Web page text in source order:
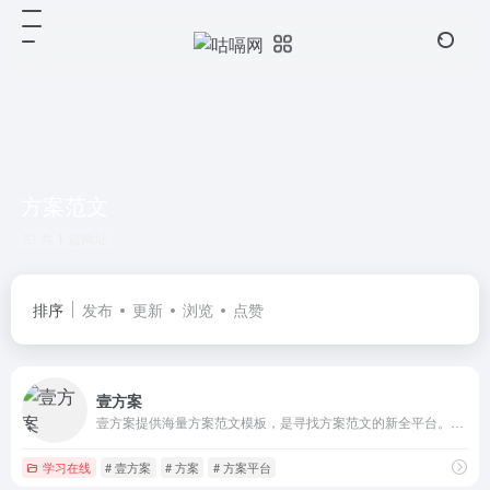
排序 发布 更新 浏览 点赞
壹方案
学习在线 # 壹方案 # 方案 # 方案平台